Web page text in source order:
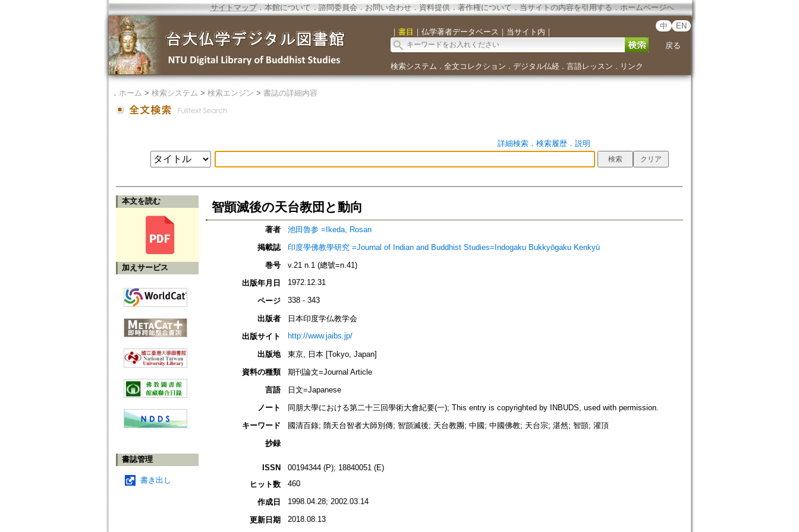
サイトマップ．本館について ． 諮問委員会． お問い合わせ． 資料提供． 著作権について．当サイトの内容を引用する ． ホームページへ
｜ 書目 ｜ 仏学著者データベース ｜ 当サイト内 ｜
中 EN
戻る
検索システム ． 全文コレクション ． デジタル仏経． 言語レッスン ． リンク
． ホーム > 検索システム > 検索エンジン > 書誌の詳細内容
詳細検索． 検索履歴． 説明
本文を読む
加えサービス
書誌管理
書き出し
智顗滅後の天台教団と動向
著者
池田魯参 =Ikeda, Rosan
掲載誌
印度學佛教學研究 =Journal of Indian and Buddhist Studies=Indogaku Bukkyōgaku Kenkyū
巻号
v.21 n.1 (總號=n.41)
出版年月日
1972.12.31
ページ 338 - 343
出版者
日本印度学仏教学会
出版サイト
http://www.jaibs.jp/
出版地
東京, 日本 [Tokyo, Japan]
資料の種類
期刊論文=Journal Article
言語
日文=Japanese
ノート
同朋大學における第二十三回學術大會紀要(一); This entry is copyrighted by INBUDS, used with permission.
キーワード
國清百錄; 隋天台智者大師別傳; 智顗滅後; 天台教團; 中國; 中國佛教; 天台宗; 湛然; 智顗; 灌頂
抄録
ISSN
00194344 (P); 18840051 (E)
ヒット数
460
作成日 1998.04.28; 2002.03.14
更新日期 2018.08.13